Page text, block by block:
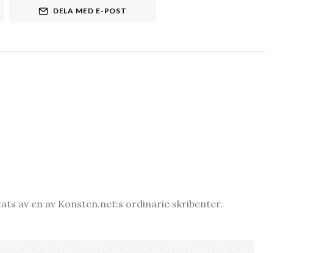
DELA MED E-POST
av en av Konsten.net:s ordinarie skribenter.